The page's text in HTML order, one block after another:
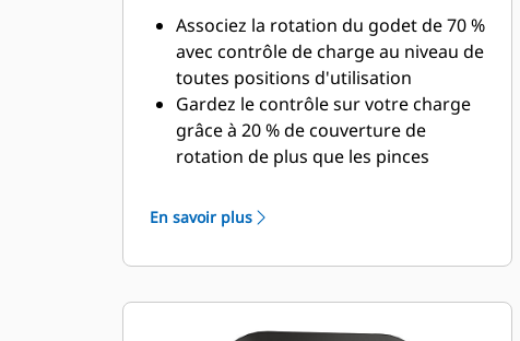
Associez la rotation du godet de 70 %
avec contrôle de charge au niveau de
toutes positions d'utilisation
Gardez le contrôle sur votre charge
grâce à 20 % de couverture de
rotation de plus que les pinces
Réalisez des travaux au-dessous du
niveau du sol ou des travaux
verticaux en toute facilité.
En savoir plus